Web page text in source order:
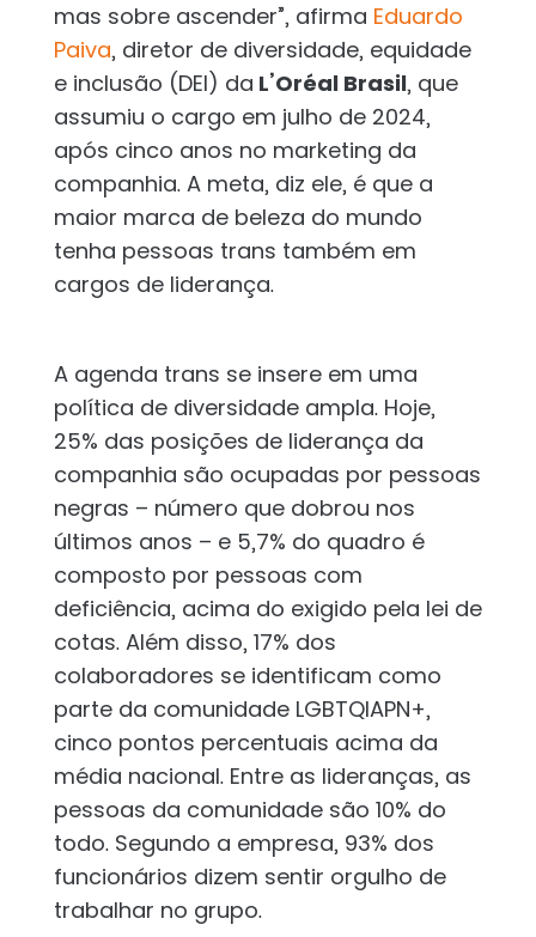
mas sobre ascender”, afirma Eduardo
Paiva, diretor de diversidade, equidade
e inclusão (DEI) da L’Oréal Brasil, que
assumiu o cargo em julho de 2024,
após cinco anos no marketing da
companhia. A meta, diz ele, é que a
maior marca de beleza do mundo
tenha pessoas trans também em
cargos de liderança.
A agenda trans se insere em uma
política de diversidade ampla. Hoje,
25% das posições de liderança da
companhia são ocupadas por pessoas
negras – número que dobrou nos
últimos anos – e 5,7% do quadro é
composto por pessoas com
deficiência, acima do exigido pela lei de
cotas. Além disso, 17% dos
colaboradores se identificam como
parte da comunidade LGBTQIAPN+,
cinco pontos percentuais acima da
média nacional. Entre as lideranças, as
pessoas da comunidade são 10% do
todo. Segundo a empresa, 93% dos
funcionários dizem sentir orgulho de
trabalhar no grupo.